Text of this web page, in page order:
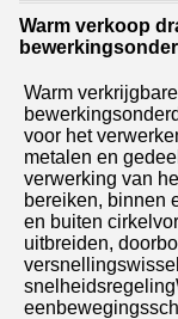
Warm verkoop
Warm
voor het
metalen en
verwerking van
bereiken, binnen
en buiten
uitbreiden,